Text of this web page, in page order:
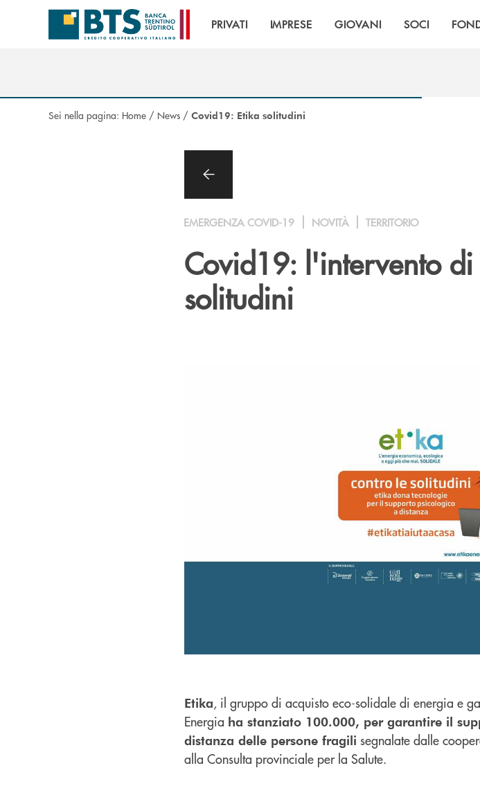
Salta al contenuto principale
PRIVATI IMPRESE GIOVANI SOCI
Sei nella pagina: Home / News / Covid19: Etika solitudini
EMERGENZA COVID-19 NOVITÀ TERRITORIO
Covid19: l'intervento
solitudini
Etika, il gruppo di acquisto eco-solidale di energia e
Energia ha stanziato 100.000, per garantire il
distanza delle persone fragili segnalate dalle
alla Consulta provinciale per la Salute.